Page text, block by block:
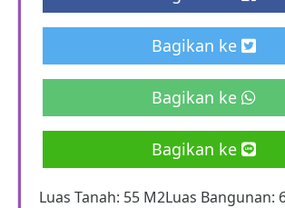
Bagikan ke
Bagikan ke
Bagikan ke
Luas Tanah: 55 M2Luas Bangunan: